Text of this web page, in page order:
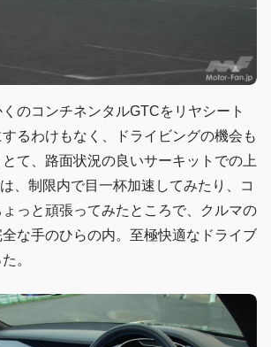
のコンチネンタルGTCをリヤシート
るわけもなく、ドライビングの機会も
て、路面状況の良いサーキットでの上
、制限内で目一杯加速してみたり、コ
っと頑張ってみたところで、クルマの
な手のひらの内。至極快適なドライブ
。